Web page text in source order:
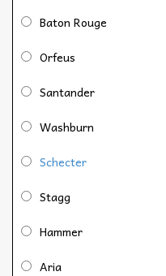
Baton Rouge
Orfeus
Santander
Washburn
Schecter
Stagg
Hammer
Aria